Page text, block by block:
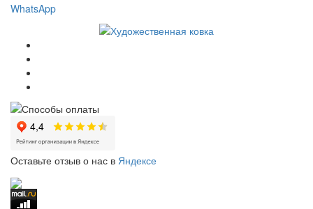
WhatsApp
Оставьте отзыв о нас в Яндексе